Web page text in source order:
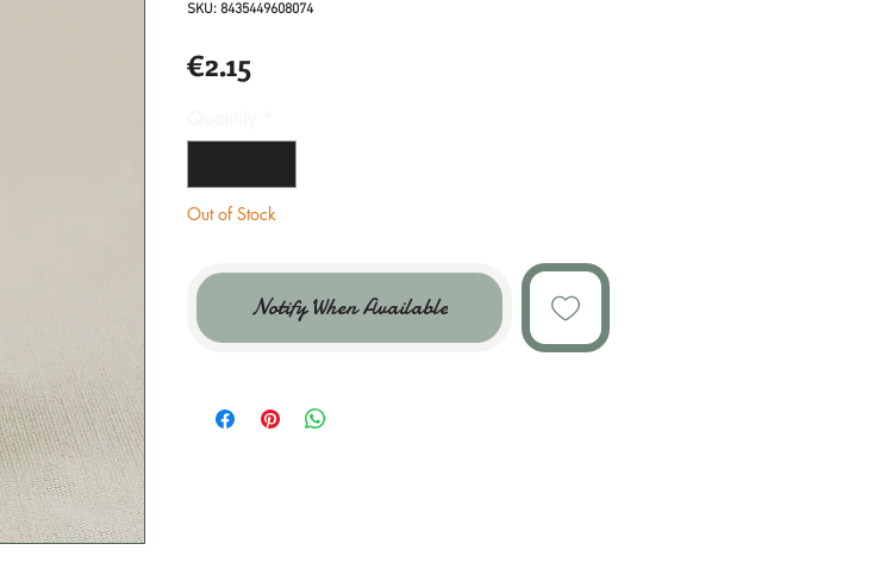
SKU: 8435449608074
€2.15Price
Out of Stock
Notify When Available